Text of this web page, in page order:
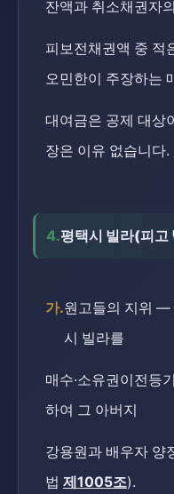
잔액과 취소채권자의
피보전채권액 중 적
오민한이 주장하는
대여금은 공제 대상
장은 이유 없습니다.
4.평택시 빌라(피고
가.원고들의 지위 —
시 빌라를
매수·소유권이전등
하여 그 아버지
강용원과 배우자 양
법 제1005조).